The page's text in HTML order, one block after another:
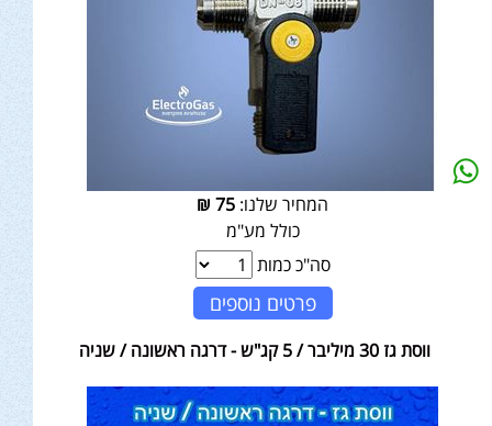
המחיר שלנו: 75
₪
כולל מע"מ
סה"כ כמות
פרטים נוספים
ווסת גז 30 מיליבר / 5 קג"ש - דרגה ראשונה / שניה